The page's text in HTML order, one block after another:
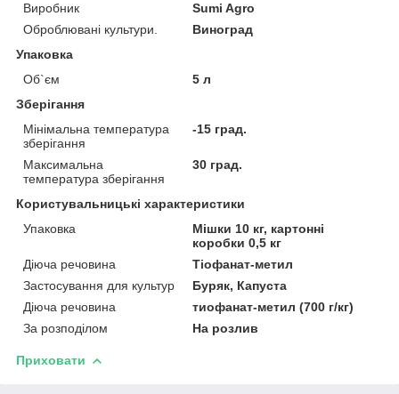
Виробник
Sumi Agro
Оброблювані культури.
Виноград
Упаковка
Об`єм
5 л
Зберігання
Мінімальна температура
зберігання
-15 град.
Максимальна
температура зберігання
30 град.
Користувальницькі характеристики
Упаковка
Мішки 10 кг, картонні
коробки 0,5 кг
Діюча речовина
Тіофанат-метил
Застосування для культур
Буряк, Капуста
Діюча речовина
тиофанат-метил (700 г/кг)
За розподілом
На розлив
Приховати